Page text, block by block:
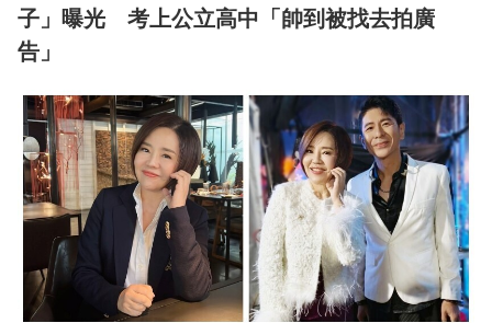
子」曝光 考上公立高中「帥到被找去拍廣
告」